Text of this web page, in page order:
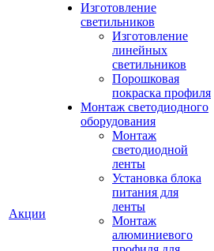
Акции
Изготовление
светильников
Изготовление
линейных
светильников
Порошковая
покраска профиля
Монтаж светодиодного
оборудования
Монтаж
светодиодной
ленты
Установка блока
питания для
ленты
Монтаж
алюминиевого